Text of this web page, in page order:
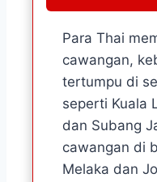
Para Thai
cawangan,
tertumpu di
seperti Kuala
dan Subang
cawangan di
Melaka dan